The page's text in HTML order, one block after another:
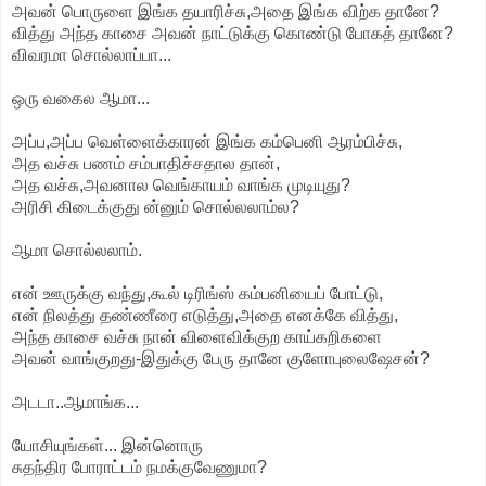
அவன் பொருளை இங்க தயாரிச்சு,அதை இங்க விற்க தானே?
வித்து அந்த காசை அவன் நாட்டுக்கு கொண்டு போகத் தானே?
விவரமா சொல்லாப்பா...
ஒரு வகைல ஆமா...
அப்ப,அப்ப வெள்ளைக்காரன் இங்க கம்பெனி ஆரம்பிச்சு,
அத வச்சு பணம் சம்பாதிச்சதால தான்,
அத வச்சு,அவனால வெங்காயம் வாங்க முடியுது?
அரிசி கிடைக்குது ன்னும் சொல்லலாம்ல?
ஆமா சொல்லலாம்.
என் ஊருக்கு வந்து,கூல் டிரிங்ஸ் கம்பனியைப் போட்டு,
என் நிலத்து தண்ணீரை எடுத்து,அதை எனக்கே வித்து,
அந்த காசை வச்சு நான் விளைவிக்குற காய்கறிகளை
அவன் வாங்குறது-இதுக்கு பேரு தானே குளோபுலைஷேசன்?
அடடா..ஆமாங்க...
யோசியுங்கள்... இன்னொரு
சுதந்திர போராட்டம் நமக்குவேணுமா?